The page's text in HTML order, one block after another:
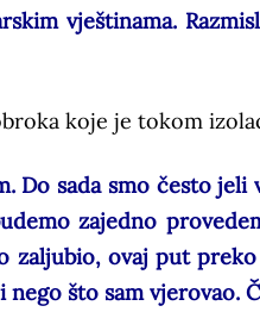
vještinama.
koje je tokom
Do sada smo često
zajedno
zaljubio, ovaj put
što sam vjerovao.